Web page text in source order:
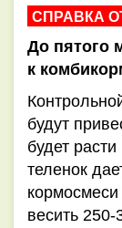
СПРАВКА
До пятого
к
будут
будет
теленок
весить